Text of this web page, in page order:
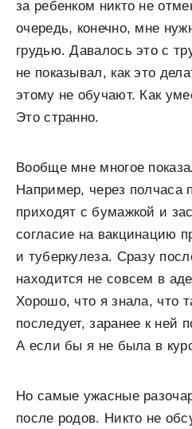
за ребенком никто не
очередь, конечно, мне
грудью. Давалось это с
не показывал, как это
этому не обучают. Как
Это странно.
Вообще мне многое
Например, через полчаса
приходят с бумажкой и
согласие на вакцинацию
и туберкулеза. Сразу
находится не совсем в
Хорошо, что я знала, что
последует, заранее к ней
А если бы я не была в
Но самые ужасные
после родов. Никто не